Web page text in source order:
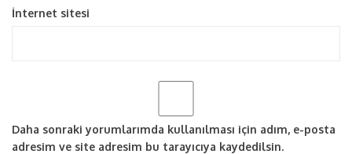
İnternet sitesi
Daha sonraki yorumlarımda kullanılması için adım, e-posta
adresim ve site adresim bu tarayıcıya kaydedilsin.